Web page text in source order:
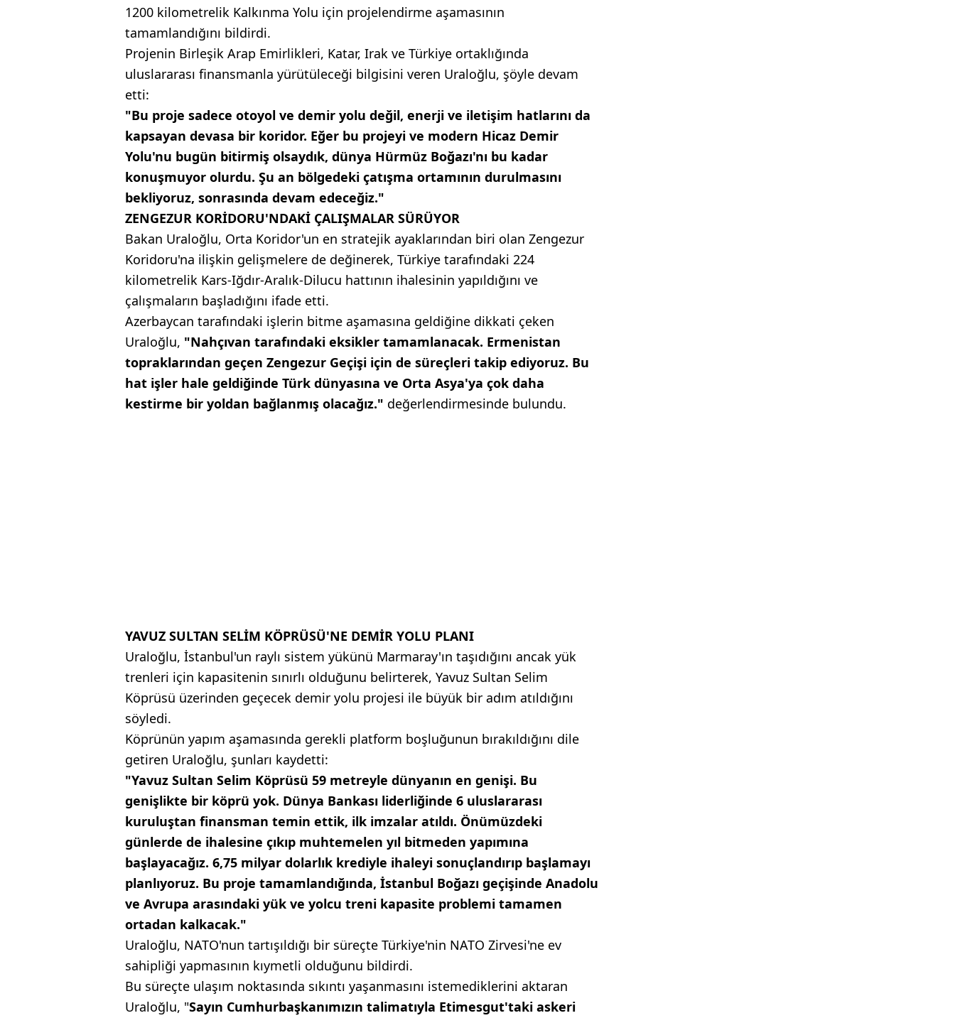
1200 kilometrelik Kalkınma Yolu için projelendirme aşamasının
tamamlandığını bildirdi.
Projenin Birleşik Arap Emirlikleri, Katar, Irak ve Türkiye ortaklığında
uluslararası finansmanla yürütüleceği bilgisini veren Uraloğlu, şöyle devam
etti:
"Bu proje sadece otoyol ve demir yolu değil, enerji ve iletişim hatlarını da
kapsayan devasa bir koridor. Eğer bu projeyi ve modern Hicaz Demir
Yolu'nu bugün bitirmiş olsaydık, dünya Hürmüz Boğazı'nı bu kadar
konuşmuyor olurdu. Şu an bölgedeki çatışma ortamının durulmasını
bekliyoruz, sonrasında devam edeceğiz."
ZENGEZUR KORİDORU'NDAKİ ÇALIŞMALAR SÜRÜYOR
Bakan Uraloğlu, Orta Koridor'un en stratejik ayaklarından biri olan Zengezur
Koridoru'na ilişkin gelişmelere de değinerek, Türkiye tarafındaki 224
kilometrelik Kars-Iğdır-Aralık-Dilucu hattının ihalesinin yapıldığını ve
çalışmaların başladığını ifade etti.
Azerbaycan tarafındaki işlerin bitme aşamasına geldiğine dikkati çeken
Uraloğlu, "Nahçıvan tarafındaki eksikler tamamlanacak. Ermenistan
topraklarından geçen Zengezur Geçişi için de süreçleri takip ediyoruz. Bu
hat işler hale geldiğinde Türk dünyasına ve Orta Asya'ya çok daha
kestirme bir yoldan bağlanmış olacağız." değerlendirmesinde bulundu.
YAVUZ SULTAN SELİM KÖPRÜSÜ'NE DEMİR YOLU PLANI
Uraloğlu, İstanbul'un raylı sistem yükünü Marmaray'ın taşıdığını ancak yük
trenleri için kapasitenin sınırlı olduğunu belirterek, Yavuz Sultan Selim
Köprüsü üzerinden geçecek demir yolu projesi ile büyük bir adım atıldığını
söyledi.
Köprünün yapım aşamasında gerekli platform boşluğunun bırakıldığını dile
getiren Uraloğlu, şunları kaydetti:
"Yavuz Sultan Selim Köprüsü 59 metreyle dünyanın en genişi. Bu
genişlikte bir köprü yok. Dünya Bankası liderliğinde 6 uluslararası
kuruluştan finansman temin ettik, ilk imzalar atıldı. Önümüzdeki
günlerde de ihalesine çıkıp muhtemelen yıl bitmeden yapımına
başlayacağız. 6,75 milyar dolarlık krediyle ihaleyi sonuçlandırıp başlamayı
planlıyoruz. Bu proje tamamlandığında, İstanbul Boğazı geçişinde Anadolu
ve Avrupa arasındaki yük ve yolcu treni kapasite problemi tamamen
ortadan kalkacak."
Uraloğlu, NATO'nun tartışıldığı bir süreçte Türkiye'nin NATO Zirvesi'ne ev
sahipliği yapmasının kıymetli olduğunu bildirdi.
Bu süreçte ulaşım noktasında sıkıntı yaşanmasını istemediklerini aktaran
Uraloğlu, "Sayın Cumhurbaşkanımızın talimatıyla Etimesgut'taki askeri